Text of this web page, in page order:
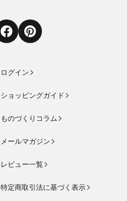
FacebookPinterest
ログイン
ショッピングガイド
ものづくりコラム
メールマガジン
レビュー一覧
特定商取引法に基づく表示